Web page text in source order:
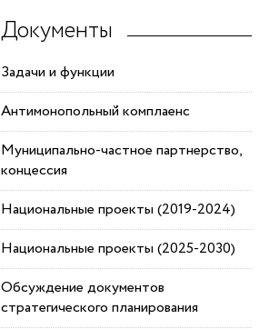
Документы
Задачи и функции
Антимонопольный комплаенс
Муниципально-частное партнерство,
концессия
Национальные проекты (2019-2024)
Национальные проекты (2025-2030)
Обсуждение документов
стратегического планирования